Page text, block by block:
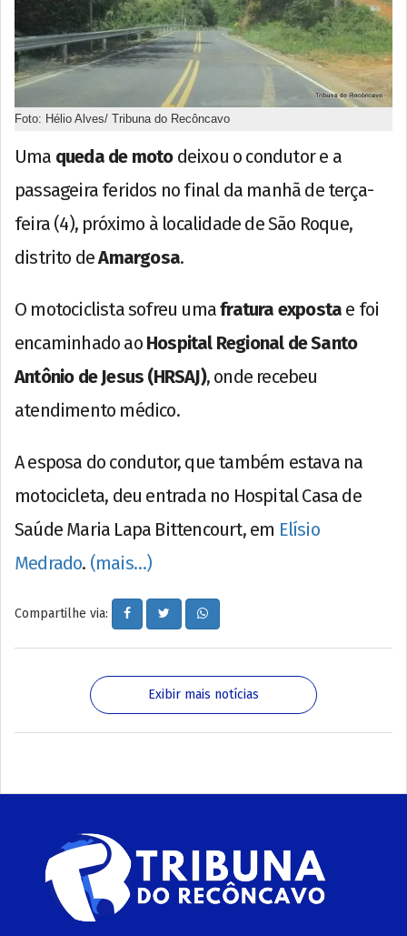
Foto: Hélio Alves/ Tribuna do Recôncavo
Uma queda de motodeixou o condutor e a
passageira feridos no final da manhã de terça-
feira (4), próximo à localidade de São Roque,
distrito deAmargosa.
O motociclista sofreu umafratura exposta e foi
encaminhado ao Hospital Regional de Santo
Antônio de Jesus (HRSAJ), onde recebeu
atendimento médico.
A esposa do condutor, que também estava na
motocicleta, deu entrada no Hospital Casa de
Saúde Maria Lapa Bittencourt, em Elísio
Medrado. (mais…)
Compartilhe via:
Exibir mais notícias